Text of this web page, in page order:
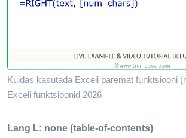
Kuidas kasutada Exceli paremat funktsiooni
Exceli funktsioonid 2026
Lang L: none (table-of-contents)